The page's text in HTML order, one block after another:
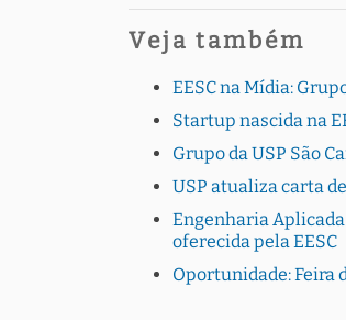
Veja também
EESC na Mídia:
Startup nascida na
Grupo da USP São
USP atualiza carta
Engenharia
oferecida pela EESC
Oportunidade: Feira